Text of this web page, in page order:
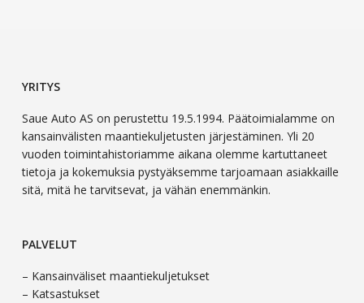
YRITYS
Saue Auto AS on perustettu 19.5.1994. Päätoimialamme on
kansainvälisten maantiekuljetusten järjestäminen. Yli 20
vuoden toimintahistoriamme aikana olemme kartuttaneet
tietoja ja kokemuksia pystyäksemme tarjoamaan asiakkaille
sitä, mitä he tarvitsevat, ja vähän enemmänkin.
PALVELUT
– Kansainväliset maantiekuljetukset
– Katsastukset